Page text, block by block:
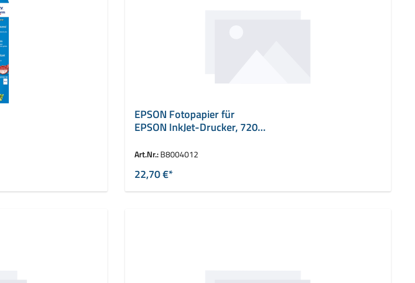
EPSON Fotopapier für
EPSON InkJet-Drucker, 720
Art.Nr.:B8004012
22,70 €*